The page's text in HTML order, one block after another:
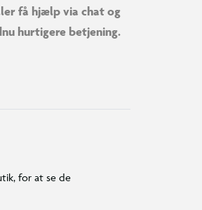
få hjælp via chat og
hurtigere betjening.
for at se de